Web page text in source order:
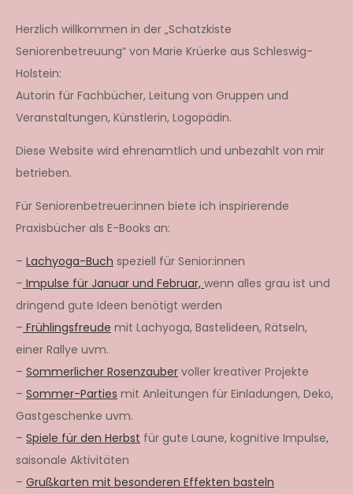
Herzlich willkommen in der „Schatzkiste
Seniorenbetreuung“ von Marie Krüerke aus Schleswig-
Holstein:
Autorin für Fachbücher, Leitung von Gruppen und
Veranstaltungen, Künstlerin, Logopädin.
Diese Website wird ehrenamtlich und unbezahlt von mir
betrieben.
Für Seniorenbetreuer:innen biete ich inspirierende
Praxisbücher als E-Books an:
– Lachyoga-Buch speziell für Senior:innen
– Impulse für Januar und Februar, wenn alles grau ist und
dringend gute Ideen benötigt werden
– Frühlingsfreude mit Lachyoga, Bastelideen, Rätseln,
einer Rallye uvm.
– Sommerlicher Rosenzauber voller kreativer Projekte
– Sommer-Parties mit Anleitungen für Einladungen, Deko,
Gastgeschenke uvm.
– Spiele für den Herbst für gute Laune, kognitive Impulse,
saisonale Aktivitäten
– Grußkarten mit besonderen Effekten basteln